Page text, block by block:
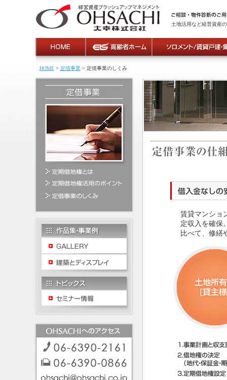
土地活用など経営資産
HOME> 定借事業> 定借事業のしくみ
賃貸マンショ
定収入を確保
比べて、修繕